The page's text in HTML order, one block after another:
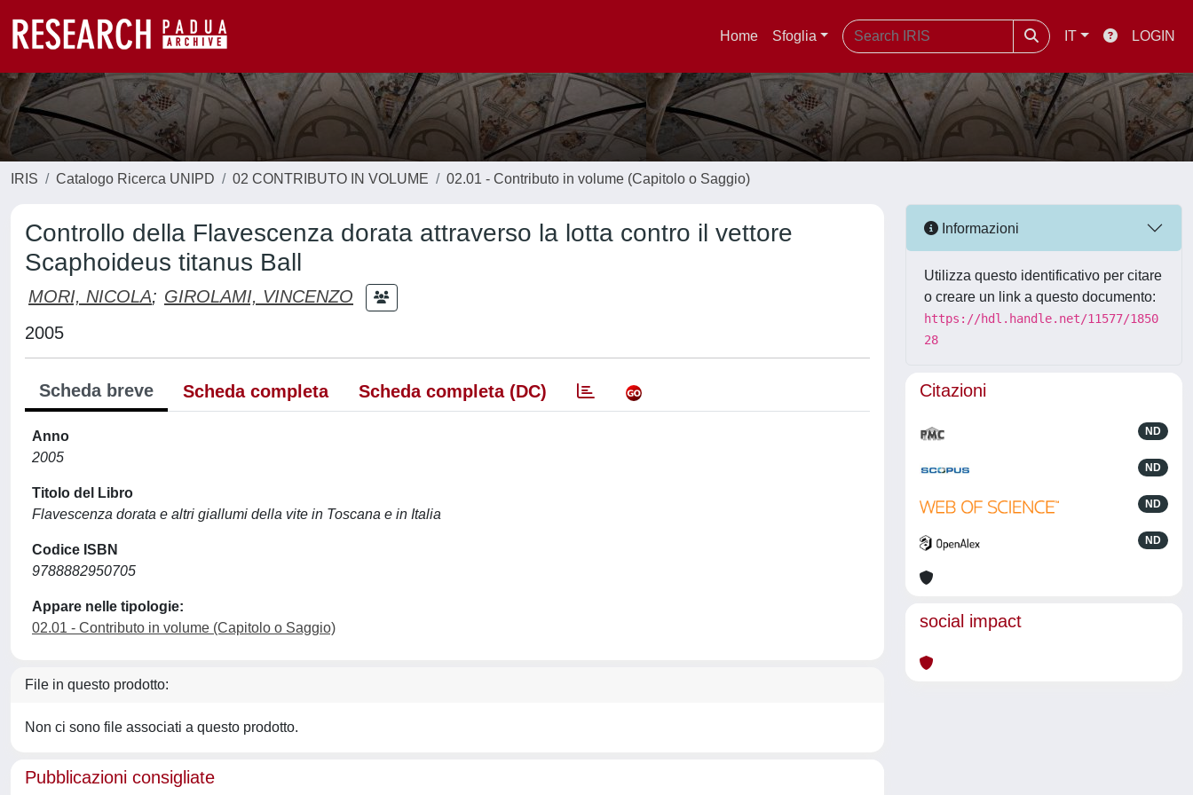
Home Sfoglia IT LOGIN
IRIS Catalogo Ricerca UNIPD 02 CONTRIBUTO IN VOLUME 02.01 - Contributo in volume (Capitolo o Saggio)
Controllo della Flavescenza dorata attraverso la lotta contro il vettore
Scaphoideus titanus Ball
MORI, NICOLA; GIROLAMI, VINCENZO
2005
Scheda breve Scheda completa Scheda completa (DC)
Anno
2005
Titolo del Libro
Flavescenza dorata e altri giallumi della vite in Toscana e in Italia
Codice ISBN
9788882950705
Appare nelle tipologie:
02.01 - Contributo in volume (Capitolo o Saggio)
File in questo prodotto:
Non ci sono file associati a questo prodotto.
Pubblicazioni consigliate
Informazioni
Utilizza questo identificativo per citare
o creare un link a questo documento:
https://hdl.handle.net/11577/1850
28
Citazioni
ND
ND
ND
ND
social impact